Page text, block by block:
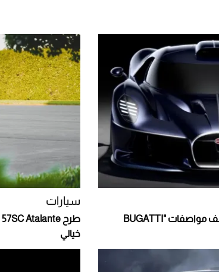
مستوحاة من عراقة الخيول... اكتشف مواصفات "BUGATTI
سيارات
خيالي